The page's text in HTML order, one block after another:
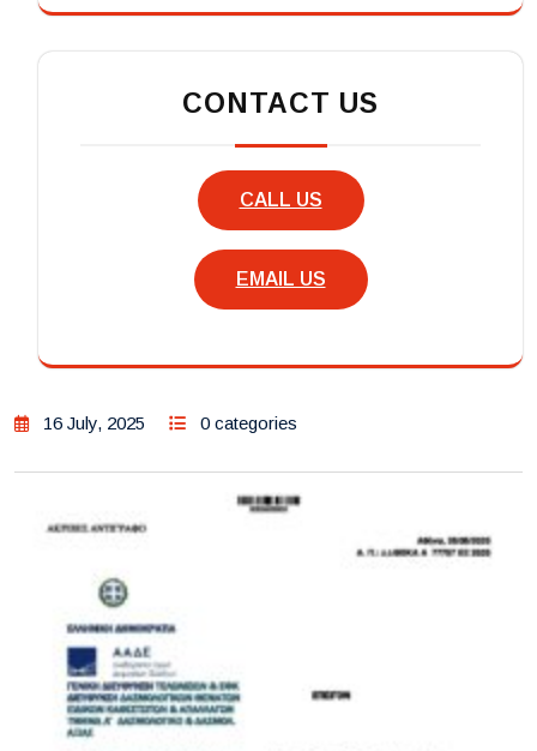
CONTACT US
CALL US
EMAIL US
16 July, 2025 0 categories